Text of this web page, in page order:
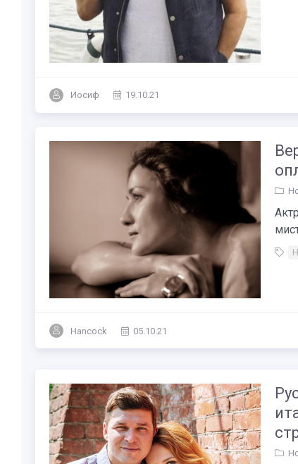
Иосиф 19.10.21
Hancock 05.10.21